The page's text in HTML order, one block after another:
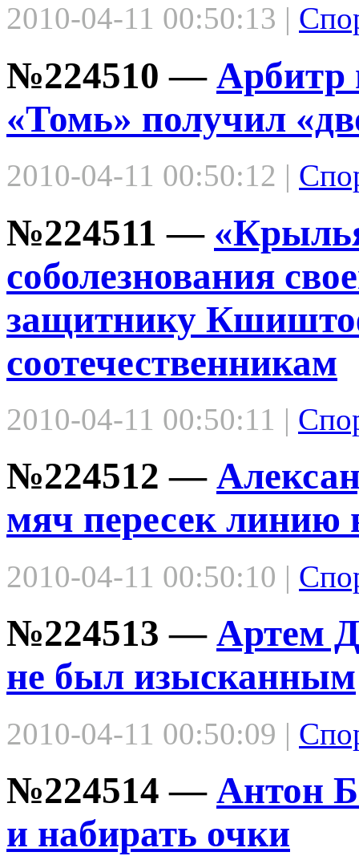
2010-04-11 00:50:13 |
№224510 — Арбитр
«Томь» получил
2010-04-11 00:50:12 |
№224511 —
соболезнования
защитнику
соотечественникам
2010-04-11 00:50:11 |
№224512 —
мяч пересек линию
2010-04-11 00:50:10 |
№224513 — Артем
не был изысканным
2010-04-11 00:50:09 |
№224514 — Антон
и набирать очки